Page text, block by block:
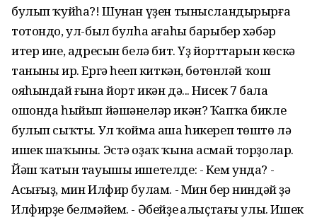
булып ҡуйһа?! Шунан үҙен тынысландырырға
тотондо, ул-был булһа ағаһы барыбер хәбәр
итер ине, адресын белә бит. Үҙ йорттарын көскә
таныны ир. Ергә һеңеп киткән, бөтөнләй ҡош
ояһындай ғына йорт икән дә... Нисек 7 бала
ошонда һыйып йәшәнеләр икән? Ҡапҡа бикле
булып сыҡты. Ул ҡойма аша һикереп төштө лә
ишек шаҡыны. Эстә оҙаҡ ҡына асмай торҙолар.
Йәш ҡатын тауышы ишетелде: - Кем унда? -
Асығыҙ, мин Илфир булам. - Мин бер ниндәй ҙә
Илфирҙе белмәйем. - Әбейҙең алыҫтағы улы. Ишек